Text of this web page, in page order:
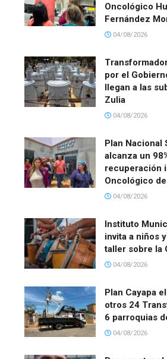
Oncológico
Fernández
04/08/2026
por el
llegan a las
Zulia
04/08/2026
Plan Nacional
alcanza un
recuperación
Oncológico
04/08/2026
Instituto
invita a niños
taller sobre la
04/08/2026
Plan Cayapa
otros 24
6 parroquias
04/08/2026